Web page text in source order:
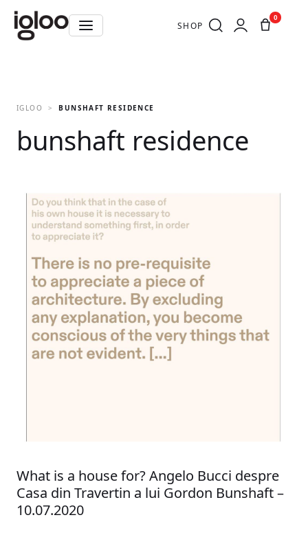
SHOP
0
IGLOO BUNSHAFT RESIDENCE
bunshaft residence
What is a house for? Angelo Bucci despre
Casa din Travertin a lui Gordon Bunshaft –
10.07.2020